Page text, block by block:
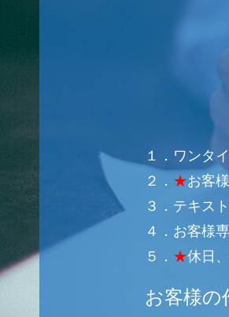
１．ワンタ
２． ★お客
３．テキス
４．お客様
５． ★休日
お客様の